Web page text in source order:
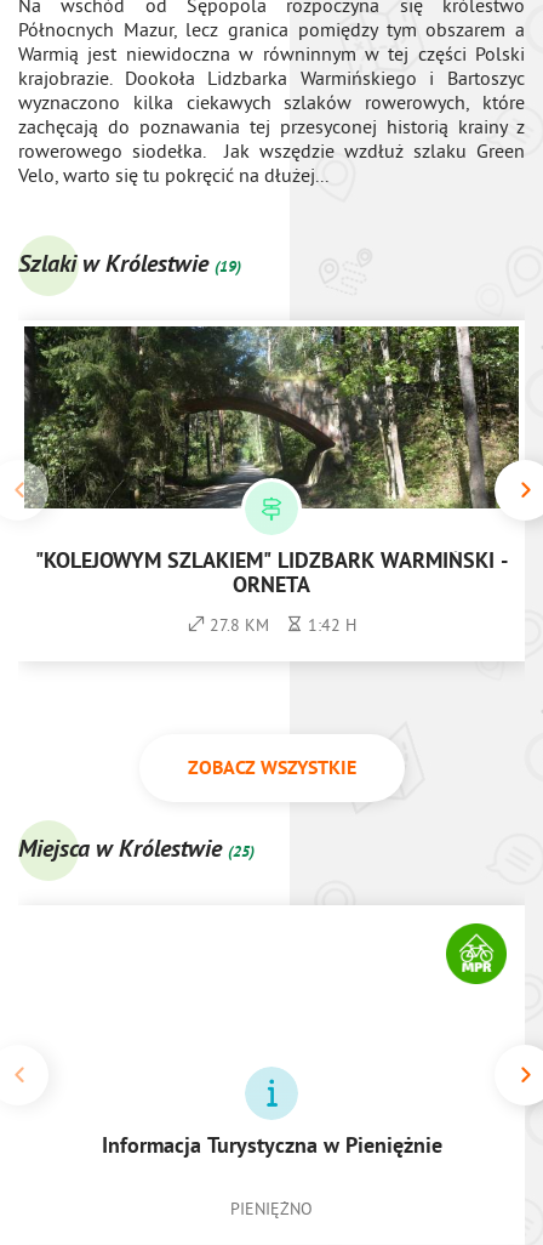
Na wschód od Sępopola rozpoczyna się królestwo
Północnych Mazur, lecz granica pomiędzy tym obszarem a
Warmią jest niewidoczna w równinnym w tej części Polski
krajobrazie. Dookoła Lidzbarka Warmińskiego i Bartoszyc
wyznaczono kilka ciekawych szlaków rowerowych, które
zachęcają do poznawania tej przesyconej historią krainy z
rowerowego siodełka. Jak wszędzie wzdłuż szlaku Green
Velo, warto się tu pokręcić na dłużej...
Szlaki w Królestwie (19)
"KOLEJOWYM SZLAKIEM" LIDZBARK WARMIŃSKI -
ORNETA
27.8 KM 1:42 H
ZOBACZ WSZYSTKIE
Miejsca w Królestwie (25)
Informacja Turystyczna w Pieniężnie
PIENIĘŻNO